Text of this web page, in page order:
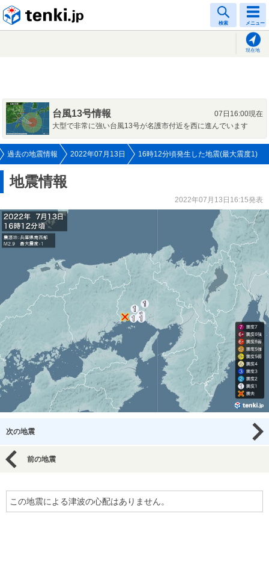
検索 メニュー
現在地
台風13号情報
07日16:00現在
大型で非常に強い台風13号が名護市付近を西に進んでいます
過去の地震情報 2022年07月13日 16時12分頃発生した地震(最大震度1)
地震情報
2022年07月13日16:15発表
次の地震
前の地震
この地震による津波の心配はありません。